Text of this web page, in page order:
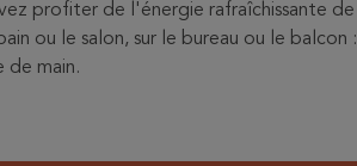
profiter de l'énergie rafraîchissante de
ou le salon, sur le bureau ou le balcon :
de main.